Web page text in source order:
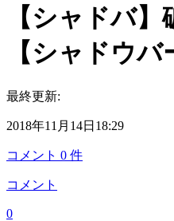
【シャドバ
【シャドウバ
最終更新:
2018年11月14日18:29
コメント 0 件
コメント
0